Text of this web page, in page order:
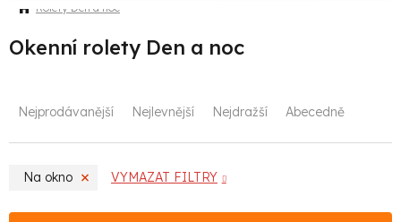
Rolety Den a noc
Okenní rolety Den a noc
ŘNejprodávanější Nejlevnější Nejdražší Abecedně
Na okno VYMAZAT FILTRY